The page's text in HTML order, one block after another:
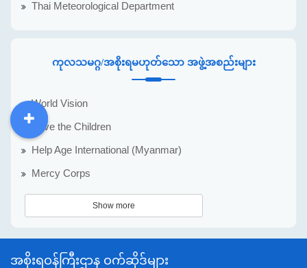
Thai Meteorological Department
ကုလသမဂ္ဂ/အစိုးရမဟုတ်သော အဖွဲ့အစည်းများ
World Vision
Save the Children
Help Age International (Myanmar)
Mercy Corps
Show more
အစိုးရဝန်ကြီးဌာန ဝက်ဆိုဒ်များ
DDM